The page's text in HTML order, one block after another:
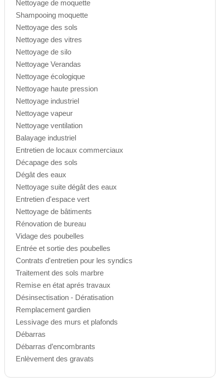
Nettoyage de moquette
Shampooing moquette
Nettoyage des sols
Nettoyage des vitres
Nettoyage de silo
Nettoyage Verandas
Nettoyage écologique
Nettoyage haute pression
Nettoyage industriel
Nettoyage vapeur
Nettoyage ventilation
Balayage industriel
Entretien de locaux commerciaux
Décapage des sols
Dégât des eaux
Nettoyage suite dégât des eaux
Entretien d'espace vert
Nettoyage de bâtiments
Rénovation de bureau
Vidage des poubelles
Entrée et sortie des poubelles
Contrats d'entretien pour les syndics
Traitement des sols marbre
Remise en état aprés travaux
Désinsectisation - Dératisation
Remplacement gardien
Lessivage des murs et plafonds
Débarras
Débarras d’encombrants
Enlèvement des gravats